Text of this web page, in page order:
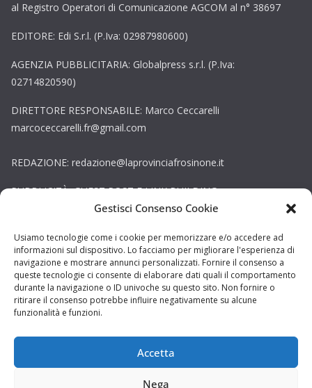
Gestisci Consenso Cookie
Usiamo tecnologie come i cookie per memorizzare e/o accedere ad
informazioni sul dispositivo. Lo facciamo per migliorare l'esperienza di
navigazione e mostrare annunci personalizzati. Fornire il consenso a
queste tecnologie ci consente di elaborare dati quali il comportamento
durante la navigazione o ID univoche su questo sito. Non fornire o
ritirare il consenso potrebbe influire negativamente su alcune
funzionalità e funzioni.
Accetta
Nega
al Registro Operatori di Comunicazione AGCOM al n° 38697
EDITORE: Edi S.r.l. (P.Iva: 02987980600)
AGENZIA PUBBLICITARIA: Globalpress s.r.l. (P.Iva:
02714820590)
DIRETTORE RESPONSABILE: Marco Ceccarelli
marcoceccarelli.fr@gmail.com
REDAZIONE: redazione@laprovinciafrosinone.it
PUBBLICITÀ, GUEST POST E LINK BUILDING:
globalpress.adv@gmail.com
Copyright © La Provincia Latina. Tutti i diritti riservati.
Sito web creato daDAG STUDIO